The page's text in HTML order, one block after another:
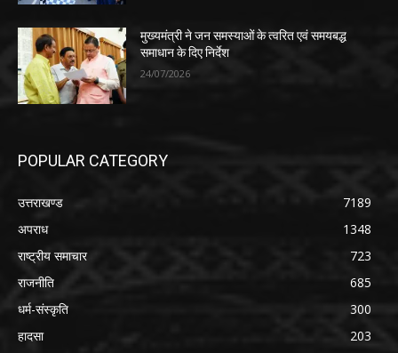
मुख्यमंत्री ने जन समस्याओं के त्वरित एवं समयबद्ध
समाधान के दिए निर्देश
24/07/2026
POPULAR CATEGORY
उत्तराखण्ड
7189
अपराध
1348
राष्ट्रीय समाचार
723
राजनीति
685
धर्म-संस्कृति
300
हादसा
203